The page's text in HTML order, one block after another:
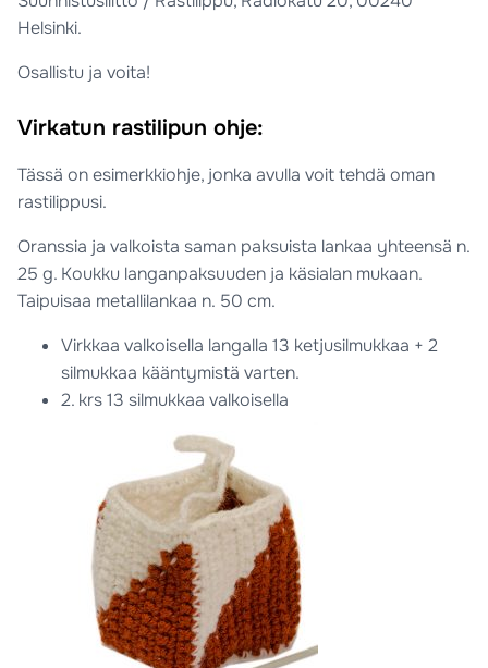
Helsinki.
Osallistu ja voita!
Virkatun rastilipun ohje:
Tässä on esimerkkiohje, jonka avulla voit tehdä oman
rastilippusi.
Oranssia ja valkoista saman paksuista lankaa yhteensä n.
25 g. Koukku langanpaksuuden ja käsialan mukaan.
Taipuisaa metallilankaa n. 50 cm.
Virkkaa valkoisella langalla 13 ketjusilmukkaa + 2
silmukkaa kääntymistä varten.
2. krs 13 silmukkaa valkoisella